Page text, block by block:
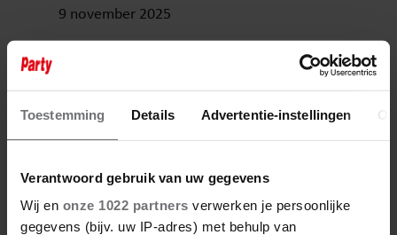
Toestemming Details Advertentie-instellingen
Verantwoord gebruik van uw gegevens
Wij en onze 1022 partners verwerken je persoonlijke
gegevens (bijv. uw IP-adres) met behulp van
9 november 2025
HIEPERDEPIEP HOERA! BRIDGET
MAASLAND BLAAST 51 KAARSJES
UIT